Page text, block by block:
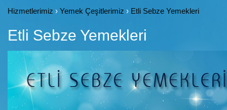
Hizmetlerimiz › Yemek Çeşitlerimiz › Etli Sebze Yemekleri
Etli Sebze Yemekleri